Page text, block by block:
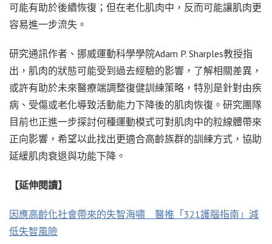
可能有助於後續恢復；但在老化肌肉中，反而可能讓肌肉更
容易進一步流失。
研究通訊作者、挪威運動科學學院Adam P. Sharples教授指
出，肌肉的狀態可能受到過去經驗的影響，了解相關差異，
或許有助於未來醫療端調整復健訓練策略，特別是針對由疾
病、受傷或老化導致活動能力下降後的肌肉恢復。研究團隊
目前也正進一步探討何種運動模式可對肌肉中的粒線體帶來
正向影響，希望以此找出更適合高齡族群的訓練方式，協助
延緩肌肉衰退與功能下降。
【延伸閱讀】
因應高齡化社會帶來的失智海嘯 醫推「321護腦指南」減
低失智風險